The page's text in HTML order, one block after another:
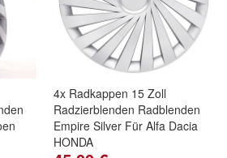
4x Radkappen 15 Zoll
Radzierblenden Radblenden
Empire Silver Für Alfa Dacia
HONDA